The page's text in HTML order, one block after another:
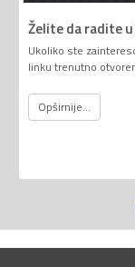
Želite da radite
Ukoliko ste
linku trenutno
Opširnije...